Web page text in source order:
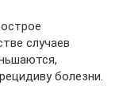
случаев
болезни.